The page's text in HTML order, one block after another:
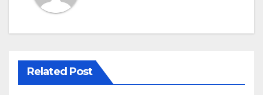
シ
ョ
ン
Related Post